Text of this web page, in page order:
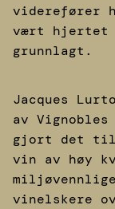
viderefører
vært hjertet
grunnlagt.
Jacques
av
gjort det til
vin av høy
vinelskere